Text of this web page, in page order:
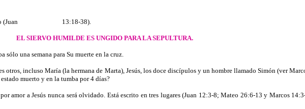
(Juan 13:18-38).
EL SIERVO HUMILDE ES UNGIDO PARA LA SEPULTURA.
sólo una semana para Su muerte en la cruz.
otros, incluso María (la hermana de Marta), Jesús, los doce discípulos y un hombre llamado Simón (ver
muerto y en la tumba por 4 días?
amor a Jesús nunca seráolvidado. Está escrito en tres lugares (Juan 12:3-8; Mateo 26:6-13 y Marcos